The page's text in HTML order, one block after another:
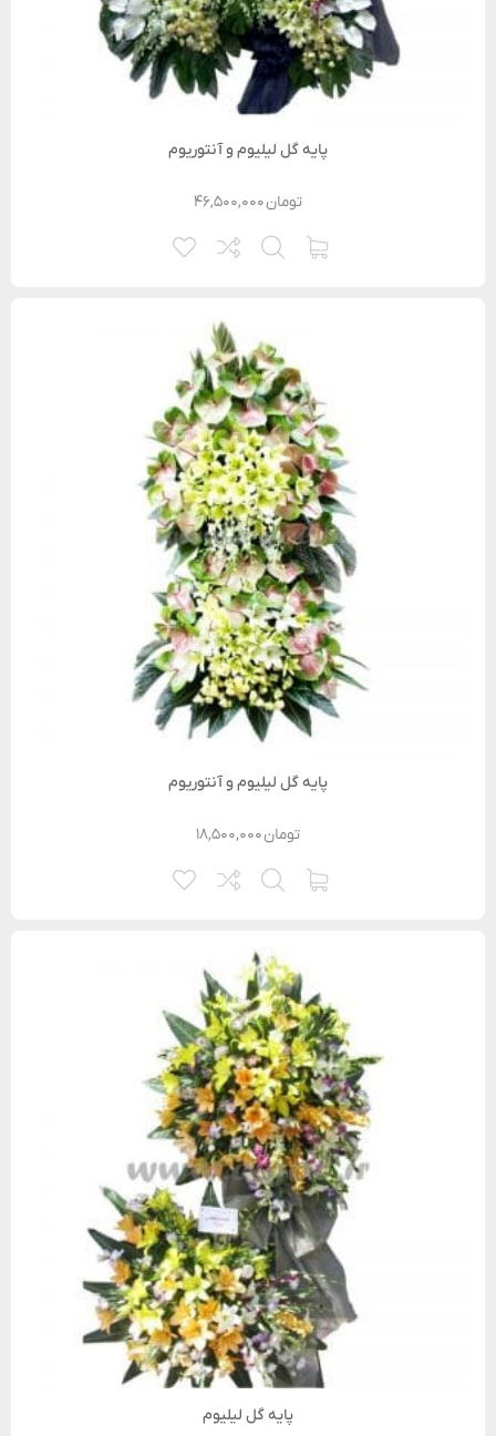
پایه گل لیلیوم و آنتوریوم
۴۶,۵۰۰,۰۰۰تومان
پایه گل لیلیوم و آنتوریوم
۱۸,۵۰۰,۰۰۰تومان
پایه گل لیلیوم